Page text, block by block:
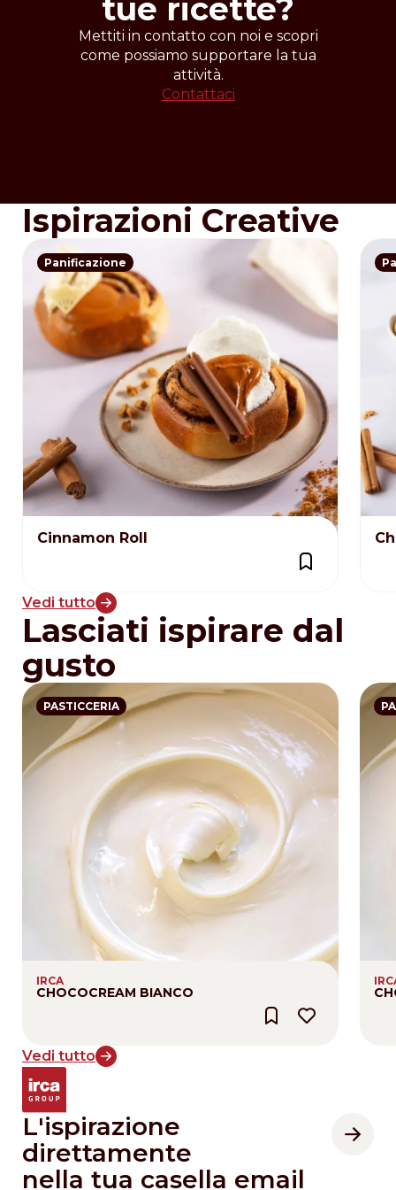
tue ricette?
Mettiti in contatto con noi e scopri
come possiamo supportare la tua
attività.
Contattaci
Ispirazioni Creative
Panificazione
Cinnamon Roll
Vedi tutto
Lasciati ispirare dal
gusto
PASTICCERIA
IRCA
CHOCOCREAM BIANCO
Vedi tutto
L'ispirazione
direttamente
nella tua casella email